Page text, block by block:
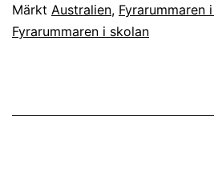
Märkt Australien, Fyrarummaren
Fyrarummaren i skolan